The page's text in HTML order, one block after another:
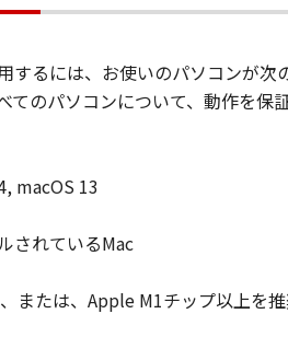
するには、お使いのパソコンが次
のパソコンについて、動作を保
macOS 13
されているMac
または、Apple M1チップ以上を